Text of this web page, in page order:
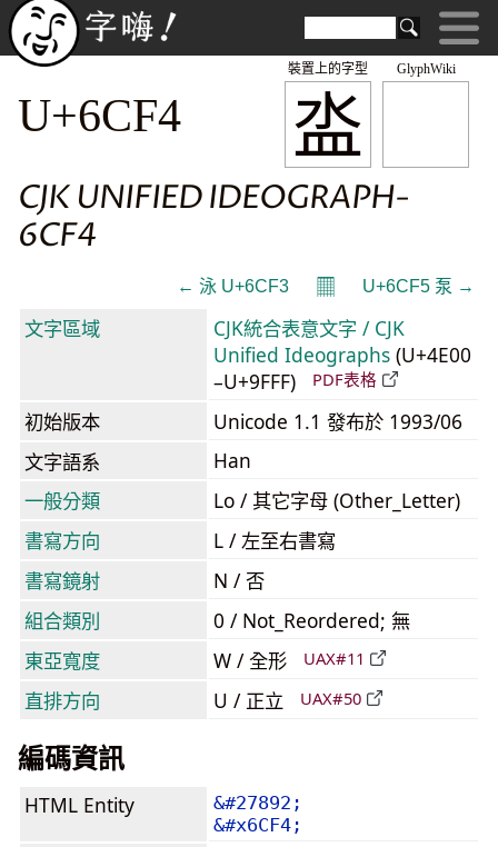
GlyphWiki
泴
裝置上的字型
U+6CF4
CJK UNIFIED IDEOGRAPH-
6CF4
← 泳 U+6CF3 𝄜 U+6CF5 泵 →
文字區域
CJK統合表意文字 / CJK
Unified Ideographs (U+4E00
–U+9FFF)
PDF表格
初始版本
Unicode 1.1 發布於 1993/06
文字語系
Han
一般分類
Lo / 其它字母 (Other_Letter)
書寫方向
L / 左至右書寫
書寫鏡射
N / 否
組合類別
0 / Not_Reordered; 無
東亞寬度
W / 全形 UAX#11
直排方向 U / 正立 UAX#50
編碼資訊
HTML Entity
&#27892;
&#x6CF4;